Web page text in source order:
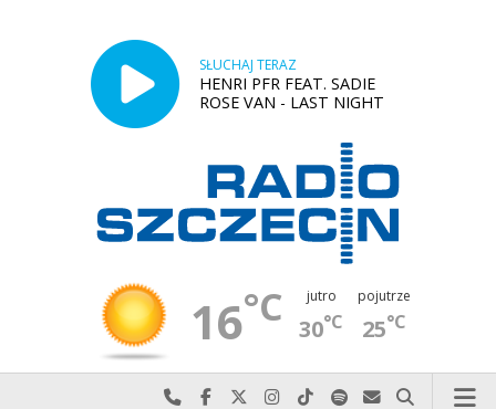
SŁUCHAJ TERAZ
HENRI PFR FEAT. SADIE
ROSE VAN - LAST NIGHT
16°C jutro
30°C
pojutrze
25°C
Najlepiej po prostu do nas zadzwoń
Odwiedź nas na Facebook-u
Odwiedź nas na X
Odwiedź nas na Instagram-ie
Odwiedź nas na TikTok-u
Szukaj nas na Spotify
Wyślij do nas
Szukaj